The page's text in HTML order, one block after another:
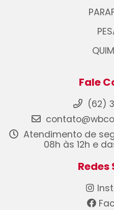
Fale
(62)
Atendimento de
08h às 12h e
Redes